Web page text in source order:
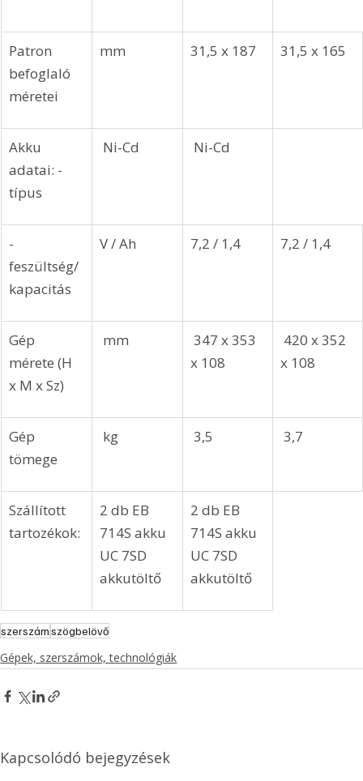
Patron
befoglaló
méretei
mm 31,5 x 187 31,5 x 165
Akku
adatai: -
típus
Ni-Cd Ni-Cd
-
feszültség/
kapacitás
V / Ah 7,2 / 1,4 7,2 / 1,4
Gép
mérete (H
x M x Sz)
mm
347 x 353
x 108
420 x 352
x 108
Gép
tömege
kg 3,5 3,7
Szállított
tartozékok:
2 db EB
714S akku
UC 7SD
akkutöltő
2 db EB
714S akku
UC 7SD
akkutöltő
szerszámszögbelövő
Gépek, szerszámok, technológiák
Kapcsolódó bejegyzések